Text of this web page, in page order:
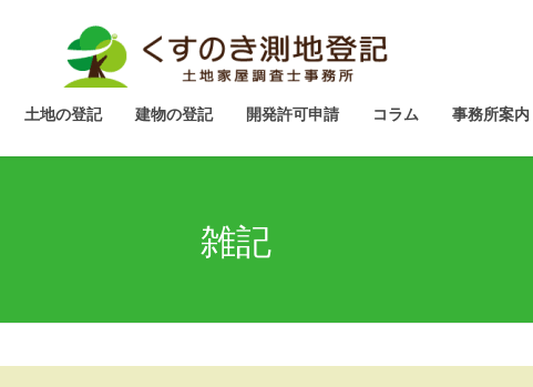
土地の登記 建物の登記 開発許可申請 コラム 事務所案内
雑記